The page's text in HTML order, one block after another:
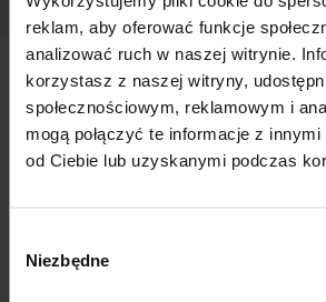
reklam, aby oferować funkcje
analizować ruch w naszej witrynie.
korzystasz z naszej witryny,
społecznościowym, reklamowym i
mogą połączyć te informacje z
od Ciebie lub uzyskanymi podczas
zgody
Niezbędne
SEO POZNAŃ - DODATKOWE
Więcej niż
Poznaniu - co
Chcesz, by Twoja firma stała się
Internecie? Z nami